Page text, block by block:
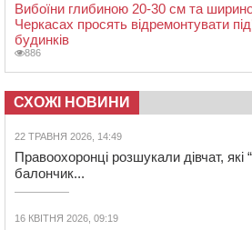
Вибоїни глибиною 20-30 см та
Черкасах просять відремонтувати
будинків
886
СХОЖІ НОВИНИ
22 ТРАВНЯ 2026, 14:49
Правоохоронці розшукали дівчат, які
балончик...
16 КВІТНЯ 2026, 09:19